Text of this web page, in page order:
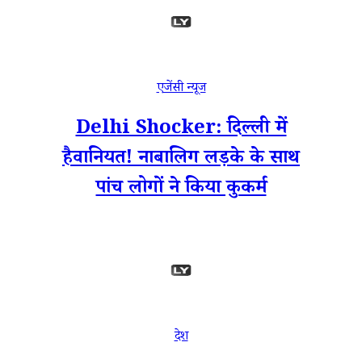
एजेंसी न्यूज
Delhi Shocker: दिल्ली में
हैवानियत! नाबालिग लड़के के साथ
पांच लोगों ने किया कुकर्म
देश